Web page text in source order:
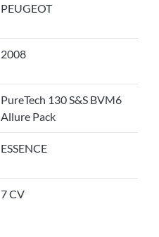
PEUGEOT
2008
PureTech 130 S&S BVM6
Allure Pack
ESSENCE
7 CV